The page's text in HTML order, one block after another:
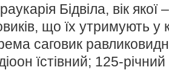
Бідвіла, вік якої
що їх утримують у
саговик
їстівний; 125-